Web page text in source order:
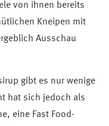
von ihnen bereits
Kneipen mit
Ausschau
gibt es nur wenige
hat sich jedoch als
eine Fast Food-